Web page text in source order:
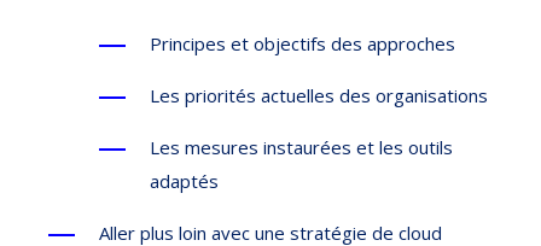
Principes et objectifs des approches
Les priorités actuelles des organisations
Les mesures instaurées et les outils
adaptés
Aller plus loin avec une stratégie de cloud